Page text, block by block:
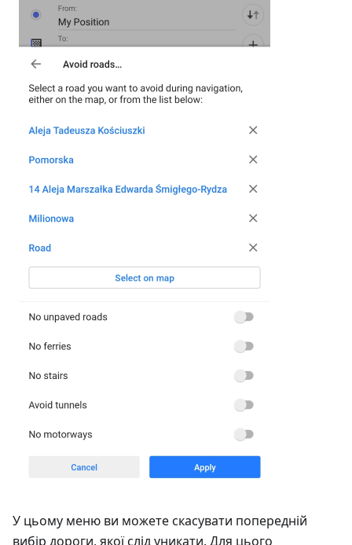
У цьому меню ви можете скасувати попередній
вибір дороги, якої слід уникати. Для цього